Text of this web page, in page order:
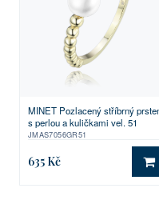
MINET Pozlacený stříbrný
s perlou a kuličkami vel. 51
JMAS7056GR51
635 Kč